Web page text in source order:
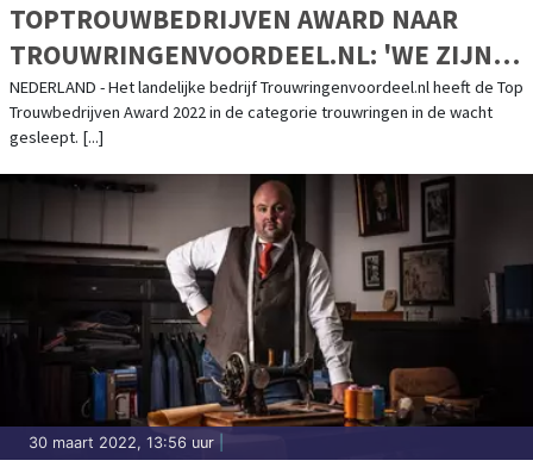
TOPTROUWBEDRIJVEN AWARD NAAR
TROUWRINGENVOORDEEL.NL: 'WE ZIJN
SUPERTROTS'
NEDERLAND - Het landelijke bedrijf Trouwringenvoordeel.nl heeft de Top
Trouwbedrijven Award 2022 in de categorie trouwringen in de wacht
gesleept. [...]
30 maart 2022, 13:56 uur